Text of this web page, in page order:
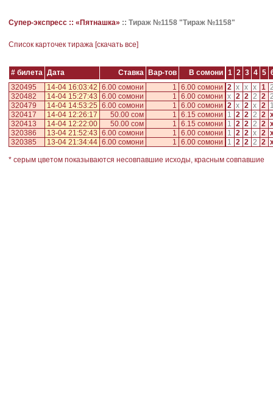
Супер-экспресс :: «Пятнашка» :: Тираж №1158 "Тираж №1158"
Cписок карточек тиража [скачать все]
# билета Дата Ставка Вар-тов В сомони 1 2 3 4 5
320495
14-04 16:03:42 6.00 сомони 1 6.00 сомони 2 x x x 1
320482
14-04 15:27:43 6.00 сомони 1 6.00 сомони x 2 2 2 2
320479
14-04 14:53:25 6.00 сомони 1 6.00 сомони 2 x 2 x 2
320417
14-04 12:26:17 50.00 сом 1 6.15 сомони 1 2 2 2 2
320413
14-04 12:22:00 50.00 сом 1 6.15 сомони 1 2 2 2 2
320386
13-04 21:52:43 6.00 сомони 1 6.00 сомони 1 2 2 x 2
320385
13-04 21:34:44 6.00 сомони 1 6.00 сомони 1 2 2 2 2
* серым цветом показываются несовпавшие исходы, красным совпавшие